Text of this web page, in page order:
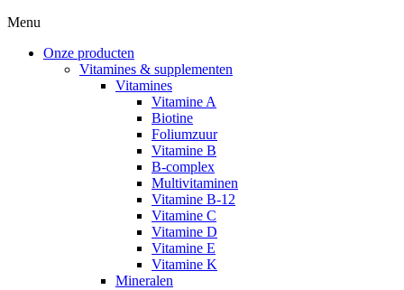
Menu
Onze producten
Vitamines & supplementen
Vitamines
Vitamine A
Biotine
Foliumzuur
Vitamine B
B-complex
Multivitaminen
Vitamine B-12
Vitamine C
Vitamine D
Vitamine E
Vitamine K
Mineralen